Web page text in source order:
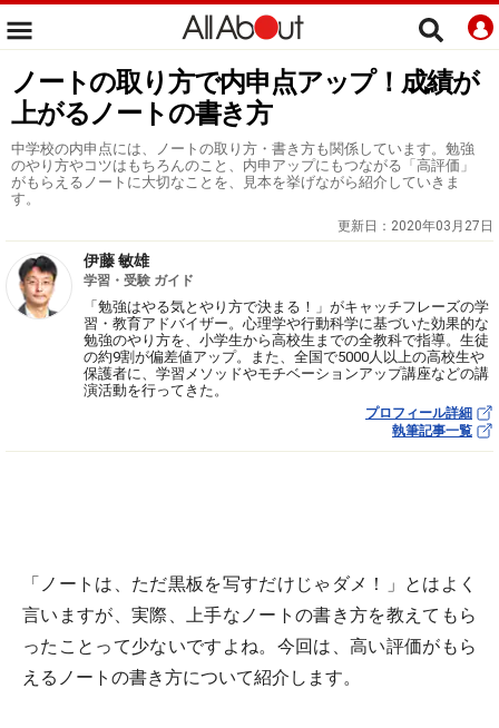
ノートの取り方で内申点アップ！成績が
上がるノートの書き方
中学校の内申点には、ノートの取り方・書き方も関係しています。勉強
のやり方やコツはもちろんのこと、内申アップにもつながる「高評価」
がもらえるノートに大切なことを、見本を挙げながら紹介していきま
す。
更新日： 2020年03月27日
伊藤 敏雄
学習・受験 ガイド
「勉強はやる気とやり方で決まる！」がキャッチフレーズの学
習・教育アドバイザー。心理学や行動科学に基づいた効果的な
勉強のやり方を、小学生から高校生までの全教科で指導。生徒
の約9割が偏差値アップ。また、全国で5000人以上の高校生や
保護者に、学習メソッドやモチベーションアップ講座などの講
演活動を行ってきた。
プロフィール詳細
執筆記事一覧
「ノートは、ただ黒板を写すだけじゃダメ！」とはよく
言いますが、実際、上手なノートの書き方を教えてもら
ったことって少ないですよね。今回は、高い評価がもら
えるノートの書き方について紹介します。